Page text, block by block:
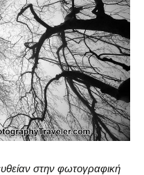
στην φωτογραφική